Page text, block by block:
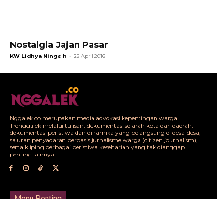
Nostalgia Jajan Pasar
KW Lidhya Ningsih - 26 April 2016
Nggalek.co merupakan media advokasi kepentingan warga
Trenggalek melalui tulisan, dokumentasi sejarah kota dan daerah,
dokumentasi peristiwa dan dinamika yang belangsung di desa-desa,
saluran penyadaran berbasis jurnalisme warga (citizen journalism),
serta kliping berbagai peristiwa keseharian yang tak dianggap
penting lainnya.